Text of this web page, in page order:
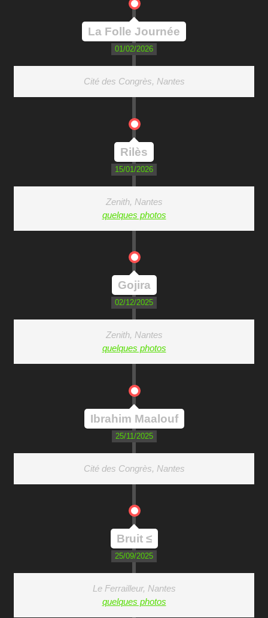
La Folle Journée
01/02/2026
Cité des Congrès, Nantes
Rilès
15/01/2026
Zenith, Nantes
quelques photos
Gojira
02/12/2025
Zenith, Nantes
quelques photos
Ibrahim Maalouf
25/11/2025
Cité des Congrès, Nantes
Bruit ≤
25/09/2025
Le Ferrailleur, Nantes
quelques photos